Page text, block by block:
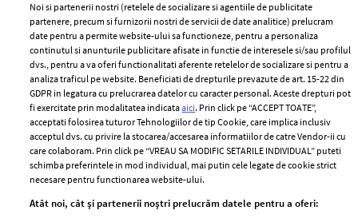
MAI MULTE ARTICOLE
Noi si partenerii nostri (retelele de socializare si agentiile de publicitate
partenere, precum si furnizorii nostri de servicii de date analitice) prelucram
date pentru a permite website-ului sa functioneze, pentru a personaliza
continutul si anunturile publicitare afisate in functie de interesele si/sau profilul
dvs., pentru a va oferi functionalitati aferente retelelor de socializare si pentru a
analiza traficul pe website. Beneficiati de drepturile prevazute de art. 15-22 din
GDPR in legatura cu prelucrarea datelor cu caracter personal. Aceste drepturi pot
fi exercitate prin modalitatea indicataaici. Prin click pe “ACCEPT TOATE”,
acceptati folosirea tuturor Tehnologiilor de tip Cookie, care implica inclusiv
acceptul dvs. cu privire la stocarea/accesarea informatiilor de catre Vendor-ii cu
care colaboram. Prin click pe “VREAU SA MODIFIC SETARILE INDIVIDUAL” puteti
schimba preferintele in mod individual, mai putin cele legate de cookie strict
necesare pentru functionarea website-ului.
Atât noi, cât și partenerii noștri prelucrăm datele pentru a oferi: